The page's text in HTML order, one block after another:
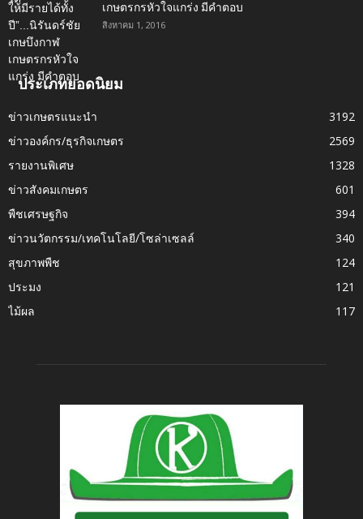
เกษตรกรหัวใจแกร่ง มีคำตอบ
สิงหาคม 1, 2016
ประเภทยอดนิยม
ข่าวเกษตรแนะนำ
3192
ข่าวองค์กร/ธุรกิจเกษตร
2569
รายงานพิเศษ
1328
ข่าวสังคมเกษตร
601
พืชเศรษฐกิจ
394
ข่าวนวัตกรรม/เทคโนโลยี/โซล่าเซลล์
340
สุขภาพพืช
124
ประมง
121
ไม้ผล
117